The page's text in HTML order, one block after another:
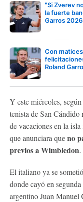
"Si Zverev
la fuerte
Garros 2026
Con
Roland
Y este miércoles,
tenista de San Cándido
de vacaciones en la
que anunciara queno
previos a Wimbledon.
El italiano ya se
donde cayó en
argentino Juan Manuel